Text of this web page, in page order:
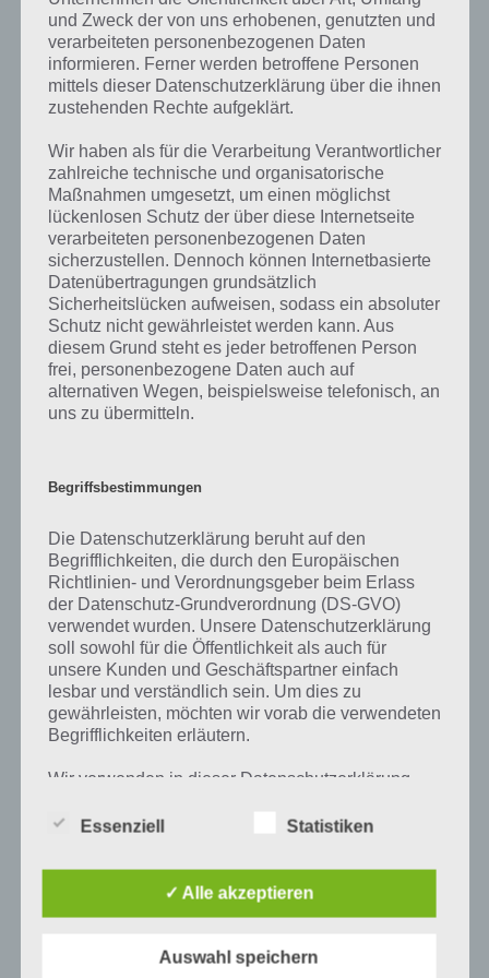
Die obige Lösung stimmt leider nicht mehr?
passiert, wenn Du Angst hast vorgestellt haben, nicht mehr aktuell
sein sollte oder ein Wort in der Lösung von 94 Prozent fehlt, so teile
uns die korrekten Lösungen einfach in den Kommentaren mit. Nur
so können wir stets die aktuellen Antworten auf die zahlreichen
Fragen und Sachverhalte in der App geben. Da die Entwickler die
Lösungen immer mal wieder verändern.
Darum geht es bei 94%
Was ist 94%? In der App 94% musst du auf Basis eines Bildes oder
einer Aussage die Antworten herausfinden, die von anderen Spielern
am häufigsten genannt worden sind. Nur so kannst du das nächste
Prozent ein Wort und Rätsel-Spiel. Bereits über 10 Millionen mal
erfolgreichsten Spiele Apps in diesem Genre im Google Play Store
und iTunes App Store.
Auf WhatsApp teilen Teilen auf Facebook
Tweet auf Twitter
Mehr Artikel hier auf Touchportal
und Zweck der von uns erhobenen, genutzten und
verarbeiteten personenbezogenen Daten
informieren. Ferner werden betroffene Personen
mittels dieser Datenschutzerklärung über die ihnen
zustehenden Rechte aufgeklärt.
Wir haben als für die Verarbeitung Verantwortlicher
zahlreiche technische und organisatorische
Maßnahmen umgesetzt, um einen möglichst
lückenlosen Schutz der über diese Internetseite
verarbeiteten personenbezogenen Daten
sicherzustellen. Dennoch können Internetbasierte
Datenübertragungen grundsätzlich
Sicherheitslücken aufweisen, sodass ein absoluter
Schutz nicht gewährleistet werden kann. Aus
diesem Grund steht es jeder betroffenen Person
frei, personenbezogene Daten auch auf
alternativen Wegen, beispielsweise telefonisch, an
uns zu übermitteln.
Begriffsbestimmungen
Die Datenschutzerklärung beruht auf den
Begrifflichkeiten, die durch den Europäischen
Richtlinien- und Verordnungsgeber beim Erlass
der Datenschutz-Grundverordnung (DS-GVO)
verwendet wurden. Unsere Datenschutzerklärung
soll sowohl für die Öffentlichkeit als auch für
unsere Kunden und Geschäftspartner einfach
lesbar und verständlich sein. Um dies zu
gewährleisten, möchten wir vorab die verwendeten
Begrifflichkeiten erläutern.
Wir verwenden in dieser Datenschutzerklärung
Informationen, die sich auf eine identifizierte
oder identifizierbare natürliche Person (im
Essenziell Statistiken
✓ Alle akzeptieren
Auswahl speichern